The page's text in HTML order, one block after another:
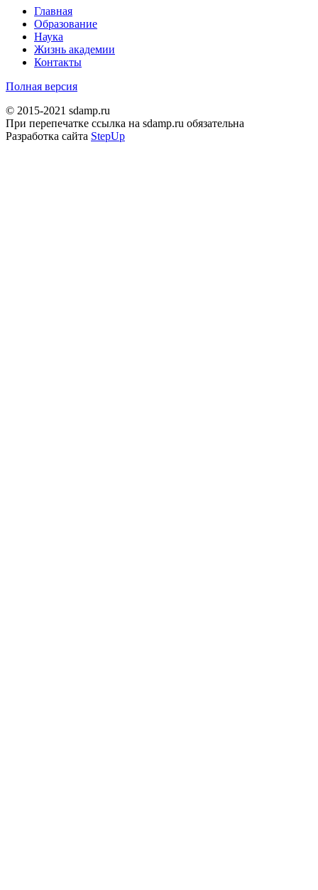
Главная
Образование
Наука
Жизнь академии
Контакты
Полная версия
© 2015-2021 sdamp.ru
При перепечатке ссылка на sdamp.ru обязательна
Разработка сайта StepUp